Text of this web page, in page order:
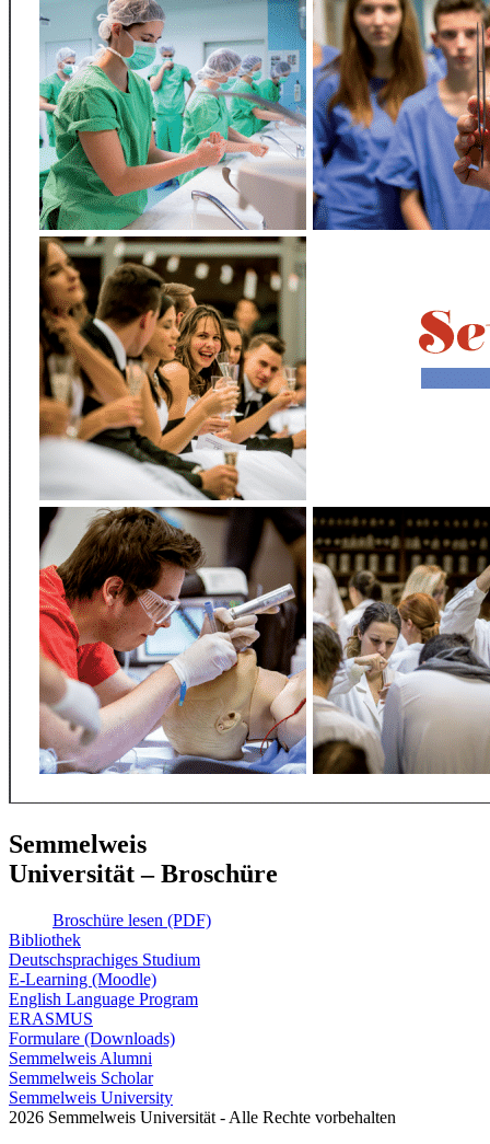
Semmelweis
Universität – Broschüre
Broschüre lesen (PDF)
Bibliothek
Deutschsprachiges Studium
E-Learning (Moodle)
English Language Program
ERASMUS
Formulare (Downloads)
Semmelweis Alumni
Semmelweis Scholar
Semmelweis University
2026 Semmelweis Universität - Alle Rechte vorbehalten